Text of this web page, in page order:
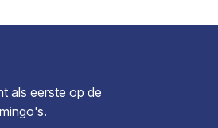
als eerste op de